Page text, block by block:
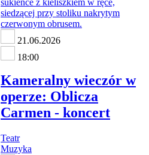
21.06.2026
18:00
Kameralny wieczór w
operze: Oblicza
Carmen - koncert
Teatr
Muzyka